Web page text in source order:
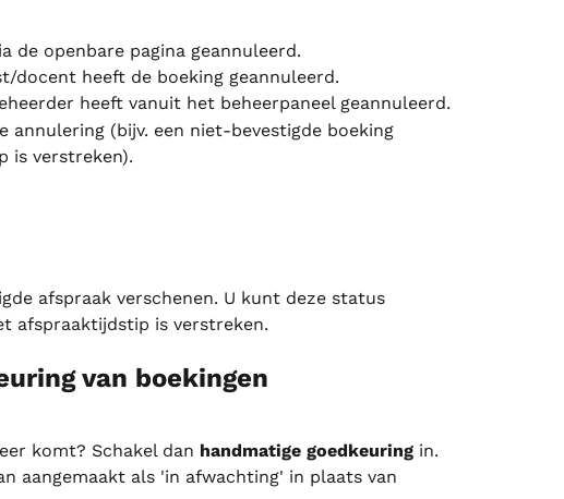
de openbare pagina geannuleerd.
docent heeft de boeking geannuleerd.
heeft vanuit het beheerpaneel geannuleerd.
annulering (bijv. een niet-bevestigde boeking
is verstreken).
afspraak verschenen. U kunt deze status
afspraaktijdstip is verstreken.
van boekingen
komt? Schakel dan handmatige goedkeuring in.
aangemaakt als 'in afwachting' in plaats van